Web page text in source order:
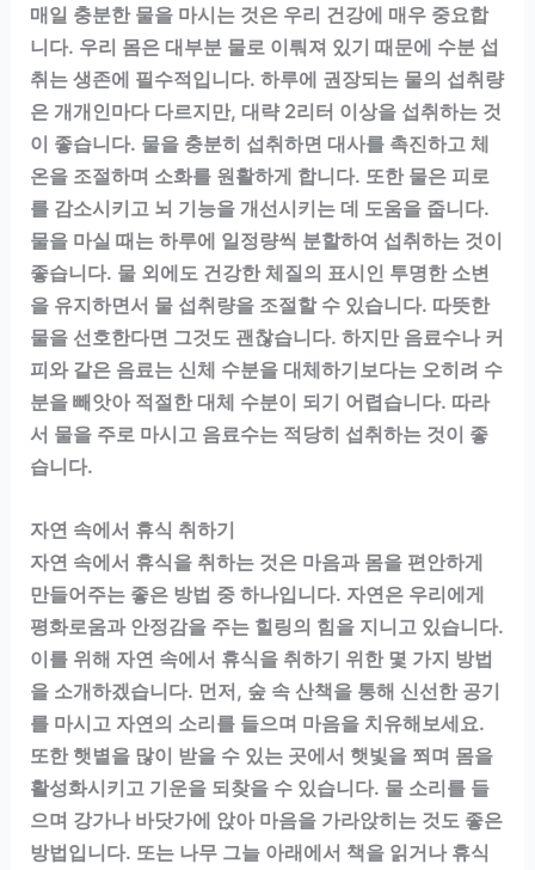
매일 충분한 물을 마시는 것은 우리 건강에 매우 중요합
니다. 우리 몸은 대부분 물로 이뤄져 있기 때문에 수분 섭
취는 생존에 필수적입니다. 하루에 권장되는 물의 섭취량
은 개개인마다 다르지만, 대략 2리터 이상을 섭취하는 것
이 좋습니다. 물을 충분히 섭취하면 대사를 촉진하고 체
온을 조절하며 소화를 원활하게 합니다. 또한 물은 피로
를 감소시키고 뇌 기능을 개선시키는 데 도움을 줍니다.
물을 마실 때는 하루에 일정량씩 분할하여 섭취하는 것이
좋습니다. 물 외에도 건강한 체질의 표시인 투명한 소변
을 유지하면서 물 섭취량을 조절할 수 있습니다. 따뜻한
물을 선호한다면 그것도 괜찮습니다. 하지만 음료수나 커
피와 같은 음료는 신체 수분을 대체하기보다는 오히려 수
분을 빼앗아 적절한 대체 수분이 되기 어렵습니다. 따라
서 물을 주로 마시고 음료수는 적당히 섭취하는 것이 좋
습니다.
자연 속에서 휴식 취하기
자연 속에서 휴식을 취하는 것은 마음과 몸을 편안하게
만들어주는 좋은 방법 중 하나입니다. 자연은 우리에게
평화로움과 안정감을 주는 힐링의 힘을 지니고 있습니다.
이를 위해 자연 속에서 휴식을 취하기 위한 몇 가지 방법
을 소개하겠습니다. 먼저, 숲 속 산책을 통해 신선한 공기
를 마시고 자연의 소리를 들으며 마음을 치유해보세요.
또한 햇볕을 많이 받을 수 있는 곳에서 햇빛을 쬐며 몸을
활성화시키고 기운을 되찾을 수 있습니다. 물 소리를 들
으며 강가나 바닷가에 앉아 마음을 가라앉히는 것도 좋은
방법입니다. 또는 나무 그늘 아래에서 책을 읽거나 휴식